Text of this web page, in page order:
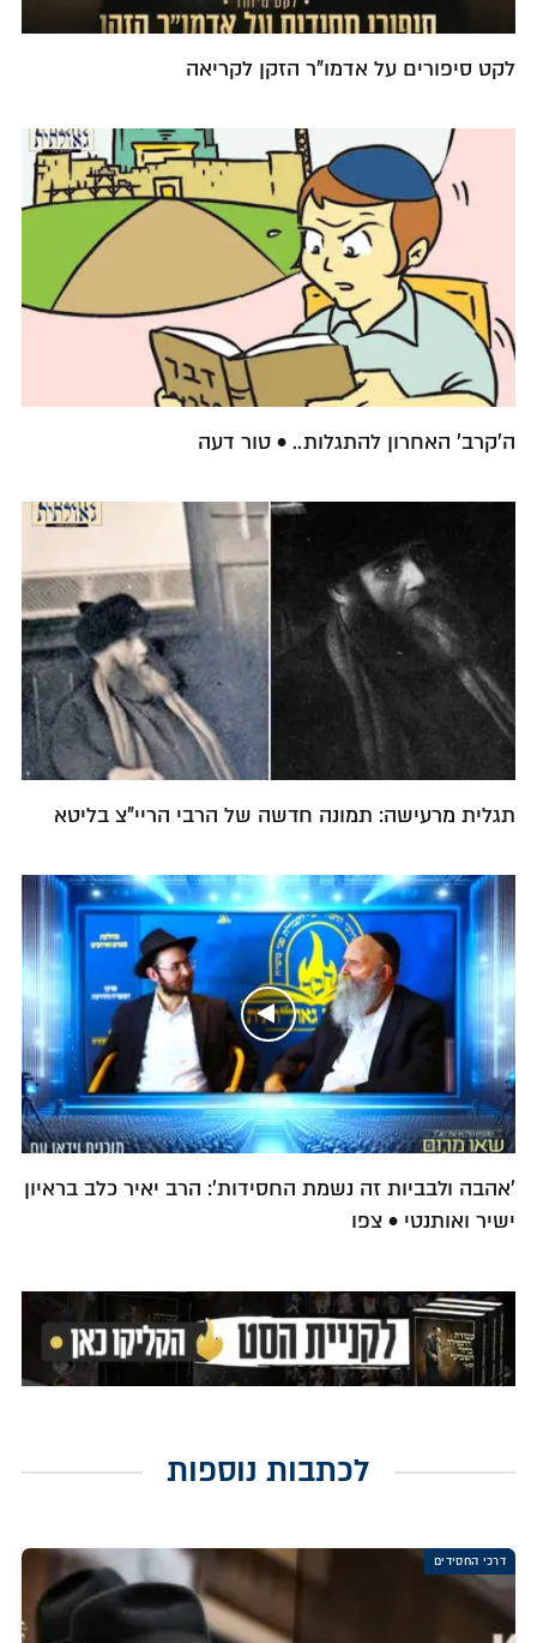
לקט סיפורים על אדמו"ר הזקן לקריאה
ה'קרב' האחרון להתגלות.. • טור דעה
תגלית מרעישה: תמונה חדשה של הרבי הריי"צ בליטא
'אהבה ולבביות זה נשמת החסידות': הרב יאיר כלב בראיון
ישיר ואותנטי • צפו
לכתבות נוספות
דרכי החסידים